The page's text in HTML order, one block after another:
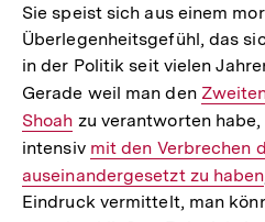
Sie speist sich aus einem
Überlegenheitsgefühl, das
in der Politik seit vielen
Gerade weil man den
Link:
Shoah zu verantworten
intensiv Interner
Link:
mit den Verbrechen
auseinandergesetzt zu haben
Eindruck vermittelt, man